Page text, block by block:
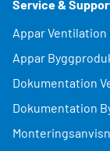
Service &
Appar Ventilation
Appar
Dokumentation
Dokumentation